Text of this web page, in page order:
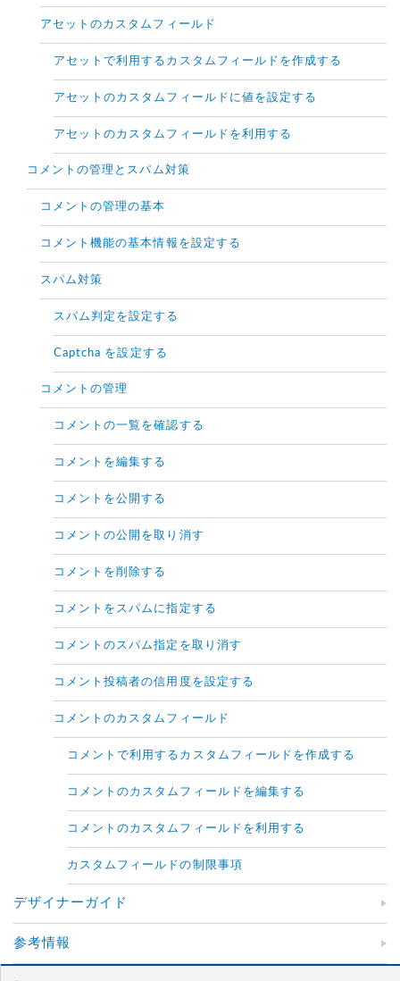
アセットのカスタムフィールド
アセットで利用するカスタムフィールドを作成する
アセットのカスタムフィールドに値を設定する
アセットのカスタムフィールドを利用する
コメントの管理とスパム対策
コメントの管理の基本
コメント機能の基本情報を設定する
スパム対策
スパム判定を設定する
Captcha を設定する
コメントの管理
コメントの一覧を確認する
コメントを編集する
コメントを公開する
コメントの公開を取り消す
コメントを削除する
コメントをスパムに指定する
コメントのスパム指定を取り消す
コメント投稿者の信用度を設定する
コメントのカスタムフィールド
コメントで利用するカスタムフィールドを作成する
コメントのカスタムフィールドを編集する
コメントのカスタムフィールドを利用する
カスタムフィールドの制限事項
デザイナーガイド
参考情報